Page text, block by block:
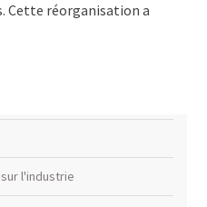
Cette réorganisation a
l'industrie